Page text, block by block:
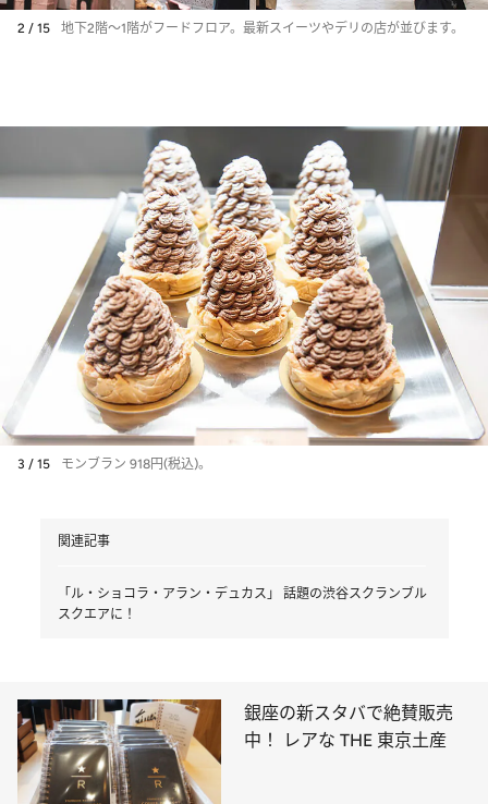
2 / 15 地下2階～1階がフードフロア。最新スイーツやデリの店が並びます。
3 / 15 モンブラン 918円(税込)。
関連記事
「ル・ショコラ・アラン・デュカス」 話題の渋谷スクランブル
スクエアに！
銀座の新スタバで絶賛販売
中！ レアな THE 東京土産